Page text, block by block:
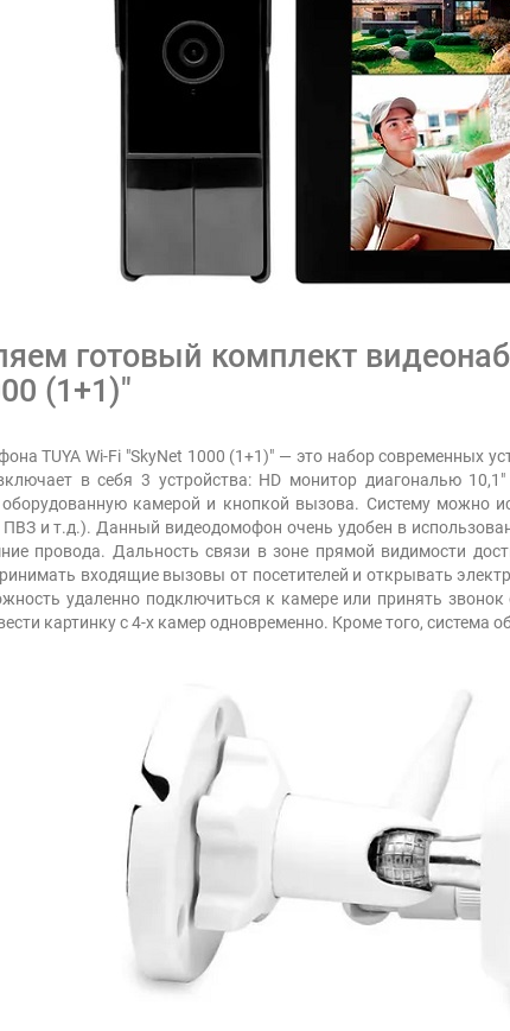
готовый комплект
(1+1)"
TUYA Wi-Fi "SkyNet 1000 (1+1)" — это набор современных
в себя 3 устройства: HD монитор диагональю
камерой и кнопкой вызова. Систему можно
и т.д.). Данный видеодомофон очень удобен в
провода. Дальность связи в зоне прямой видимости
входящие вызовы от посетителей и открывать
удаленно подключиться к камере или принять
картинку с 4-х камер одновременно. Кроме того, система